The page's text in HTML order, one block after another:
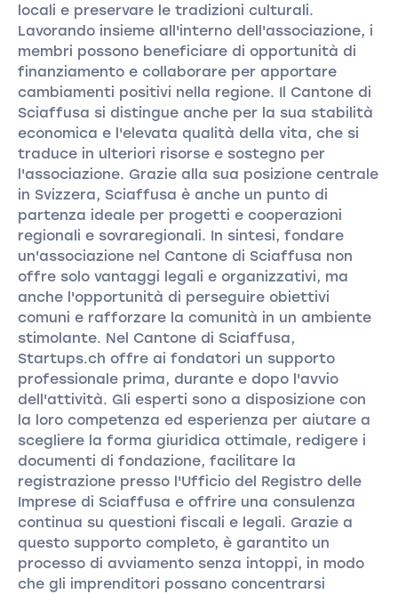
locali e preservare le tradizioni culturali.
Lavorando insieme all'interno dell'associazione, i
membri possono beneficiare di opportunità di
finanziamento e collaborare per apportare
cambiamenti positivi nella regione. Il Cantone di
Sciaffusa si distingue anche per la sua stabilità
economica e l'elevata qualità della vita, che si
traduce in ulteriori risorse e sostegno per
l'associazione. Grazie alla sua posizione centrale
in Svizzera, Sciaffusa è anche un punto di
partenza ideale per progetti e cooperazioni
regionali e sovraregionali. In sintesi, fondare
un'associazione nel Cantone di Sciaffusa non
offre solo vantaggi legali e organizzativi, ma
anche l'opportunità di perseguire obiettivi
comuni e rafforzare la comunità in un ambiente
stimolante. Nel Cantone di Sciaffusa,
Startups.ch offre ai fondatori un supporto
professionale prima, durante e dopo l'avvio
dell'attività. Gli esperti sono a disposizione con
la loro competenza ed esperienza per aiutare a
scegliere la forma giuridica ottimale, redigere i
documenti di fondazione, facilitare la
registrazione presso l'Ufficio del Registro delle
Imprese di Sciaffusa e offrire una consulenza
continua su questioni fiscali e legali. Grazie a
questo supporto completo, è garantito un
processo di avviamento senza intoppi, in modo
che gli imprenditori possano concentrarsi